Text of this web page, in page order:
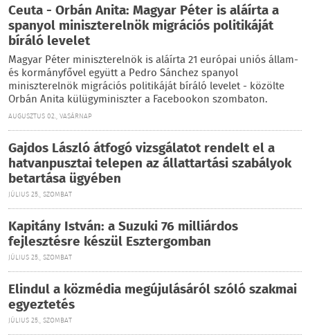
Ceuta - Orbán Anita: Magyar Péter is aláírta a
spanyol miniszterelnök migrációs politikáját
bíráló levelet
Magyar Péter miniszterelnök is aláírta 21 európai uniós állam-
és kormányfővel együtt a Pedro Sánchez spanyol
miniszterelnök migrációs politikáját bíráló levelet - közölte
Orbán Anita külügyminiszter a Facebookon szombaton.
AUGUSZTUS 02., VASÁRNAP
Gajdos László átfogó vizsgálatot rendelt el a
hatvanpusztai telepen az állattartási szabályok
betartása ügyében
JÚLIUS 25., SZOMBAT
Kapitány István: a Suzuki 76 milliárdos
fejlesztésre készül Esztergomban
JÚLIUS 25., SZOMBAT
Elindul a közmédia megújulásáról szóló szakmai
egyeztetés
JÚLIUS 25., SZOMBAT